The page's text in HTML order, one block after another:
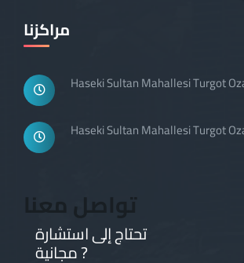
مراكزنا
Haseki Sultan Mahallesi Turgot
Haseki Sultan Mahallesi Turgot
تواصل معنا
تحتاج إلى استشارة
مجانية ?